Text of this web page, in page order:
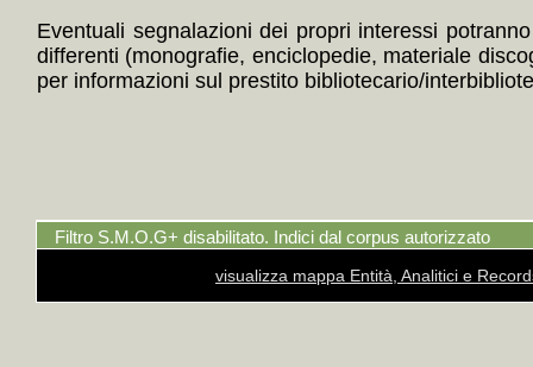
Eventuali segnalazioni dei propri interessi
differenti (monografie, enciclopedie, materiale
per informazioni sul prestito bibliotecario/
Filtro S.M.O.G+ disabilitato. Indici dal corpus autorizzato
visualizza mappa Entità, Analitici e